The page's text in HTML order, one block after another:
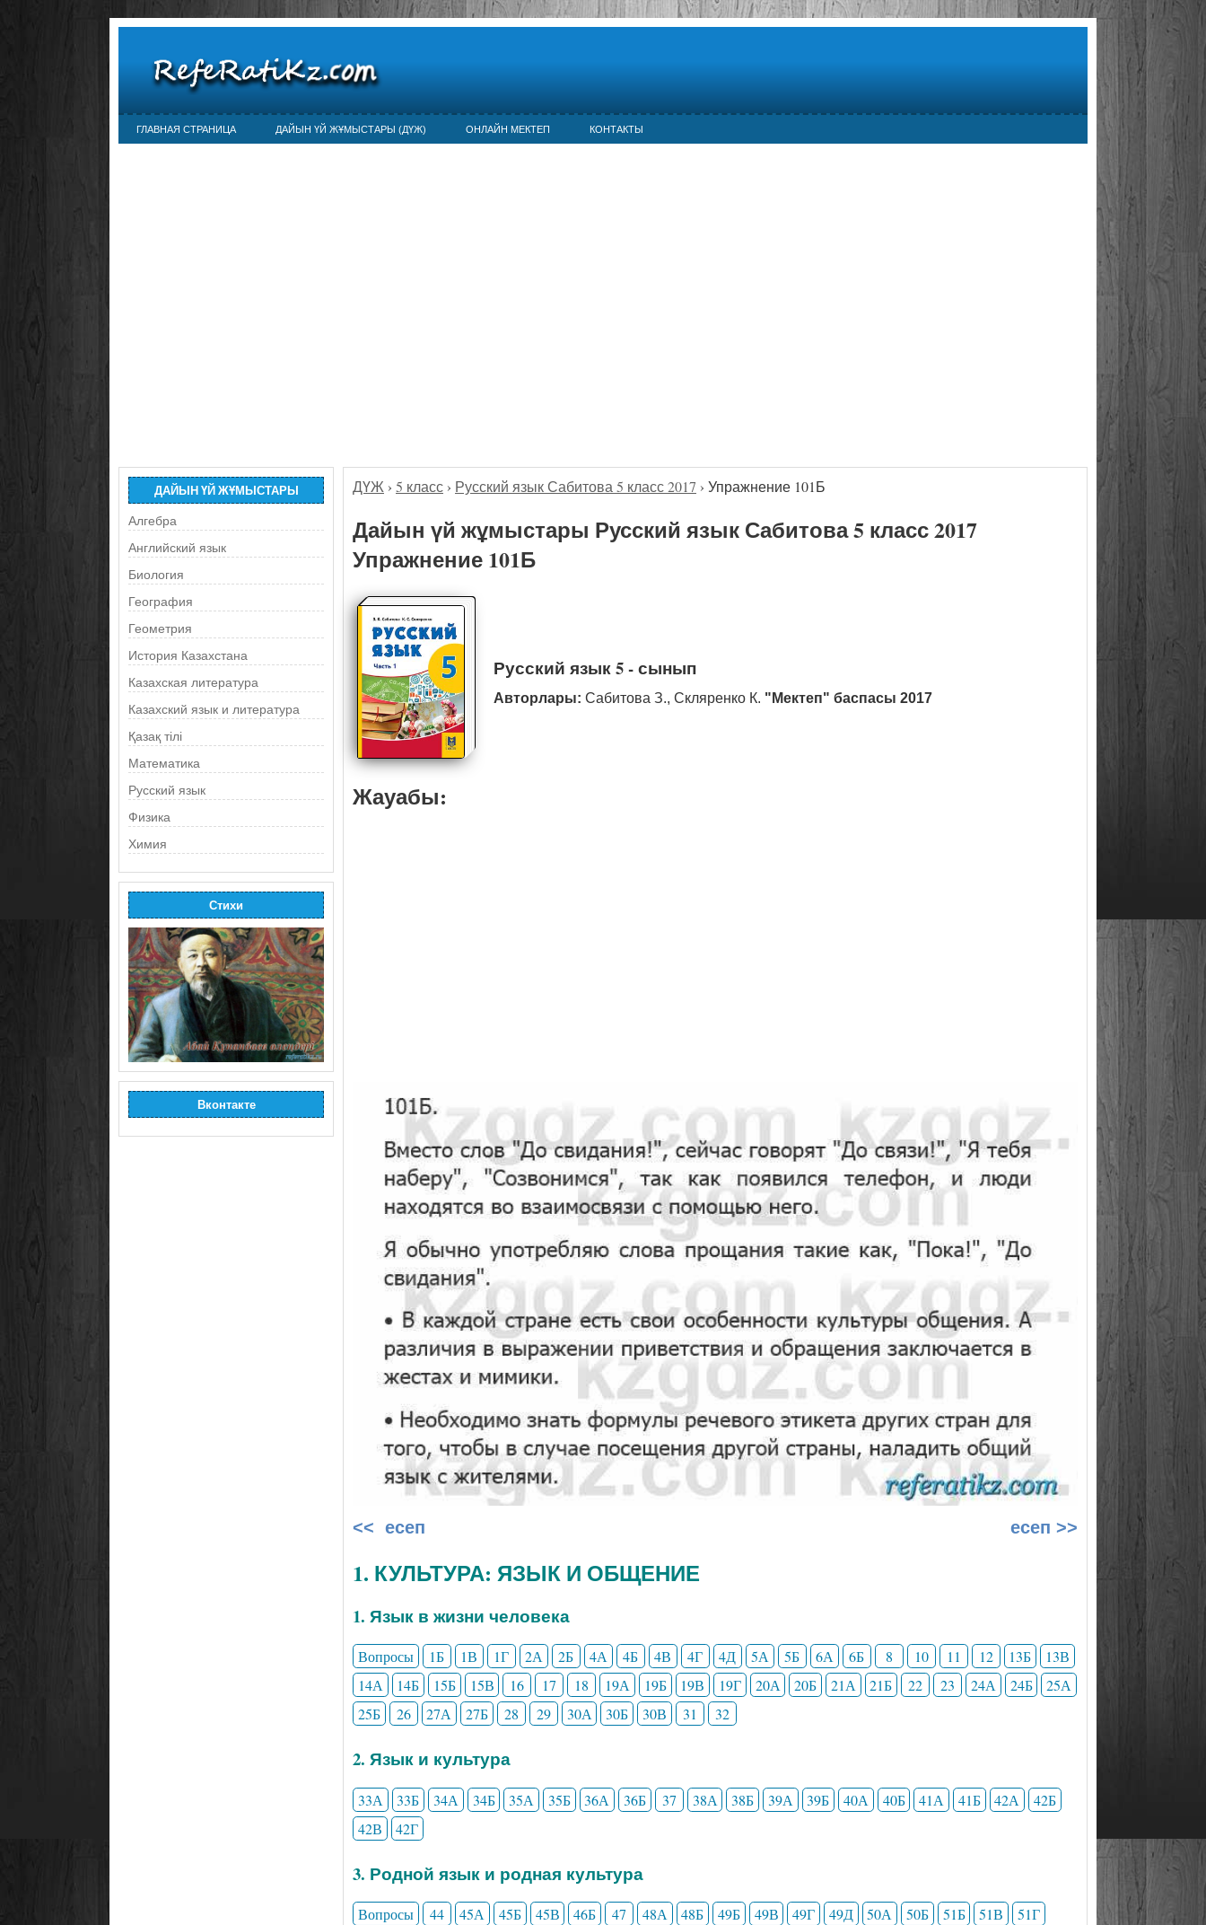
ГЛАВНАЯ СТРАНИЦА ДАЙЫН ҮЙ ЖҰМЫСТАРЫ (ДҮЖ) ОНЛАЙН МЕКТЕП КОНТАКТЫ
ДАЙЫН ҮЙ ЖҰМЫСТАРЫ
Алгебра
Английский язык
Биология
География
Геометрия
История Казахстана
Казахская литература
Казахский язык и литература
Қазақ тілі
Математика
Русский язык
Физика
Химия
Стихи
Вконтакте
ДҮЖ › 5 класс › Русский язык Сабитова 5 класс 2017 › Упражнение 101Б
Дайын үй жұмыстары Русский язык Сабитова 5 класс 2017
Упражнение 101Б
Русский язык 5 - сынып
Авторлары: Сабитова З., Скляренко К. "Мектеп" баспасы 2017
Жауабы:
<< есеп есеп >>
1. КУЛЬТУРА: ЯЗЫК И ОБЩЕНИЕ
1. Язык в жизни человека
Вопросы 1Б 1В 1Г 2А 2Б 4А 4Б 4В 4Г 4Д 5А 5Б 6А 6Б 8 10 11 12 13Б
13В
14А
14Б 15Б 15В 16 17 18 19А 19Б 19В 19Г 20А 20Б 21А 21Б 22 23 24А 24Б
25А
25Б
26 27А 27Б 28 29 30А 30Б 30В 31 32
2. Язык и культура
33А 33Б 34А 34Б 35А 35Б 36А 36Б 37 38А 38Б 39А 39Б 40А 40Б 41А 41Б 42А
42Б
42В
42Г
3. Родной язык и родная культура
Вопросы 44 45А 45Б 45В 46Б 47 48А 48Б 49Б 49В 49Г 49Д 50А 50Б 51Б 51В
51Г